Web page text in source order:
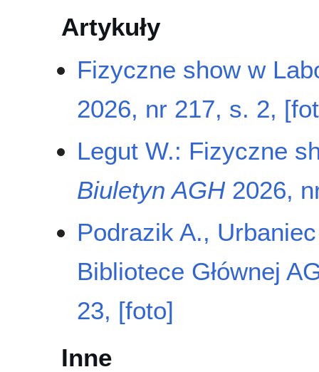
Artykuły
Fizyczne show w
2026, nr 217, s. 2,
Legut W.: Fizyczne
Biuletyn AGH2026,
Podrazik A.,
Bibliotece Głównej
23, [foto]
Inne